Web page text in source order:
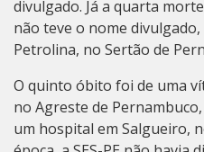
divulgado. Já a quarta
não teve o nome
Petrolina, no Sertão de
O quinto óbito foi de uma
no Agreste de
um hospital em Salgueiro,